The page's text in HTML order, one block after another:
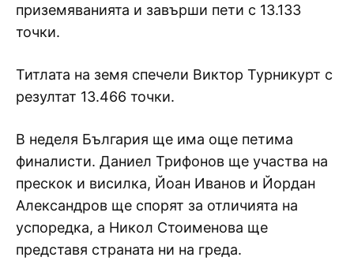
приземяванията и завърши пети с 13.133
точки.
Титлата на земя спечели Виктор Турникурт с
резултат 13.466 точки.
В неделя България ще има още петима
финалисти. Даниел Трифонов ще участва на
прескок и висилка, Йоан Иванов и Йордан
Александров ще спорят за отличията на
успоредка, а Никол Стоименова ще
представя страната ни на греда.